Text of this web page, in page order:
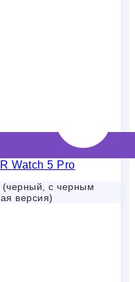
с черным
версия)